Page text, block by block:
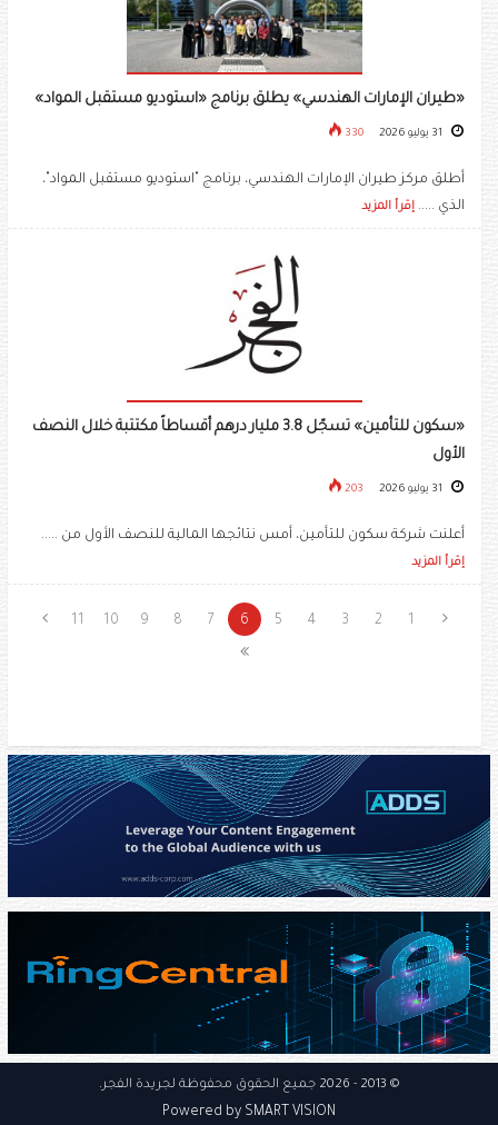
«طيران الإمارات الهندسي» يطلق برنامج «استوديو مستقبل المواد»
330
أطلق مركز طيران الإمارات الهندسي، برنامج "استوديو مستقبل المواد"،
الذي ..... إقرأ المزيد
«سكون للتأمين» تسجّل 3.8 مليار درهم أقساطاً مكتتبة خلال النصف
الأول
203
أعلنت شركة سكون للتأمين، أمس نتائجها المالية للنصف الأول من .....
إقرأ المزيد
1
2
3
4
5
6
7
8
9
10
11
© 2013 - 2026 جميع الحقوق محفوظة لجريدة الفجر.
Powered by SMART VISION